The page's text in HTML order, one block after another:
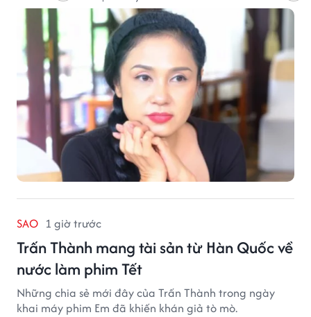
SAO 1 giờ trước
Trấn Thành mang tài sản từ Hàn Quốc về
nước làm phim Tết
Những chia sẻ mới đây của Trấn Thành trong ngày
khai máy phim Em đã khiến khán giả tò mò.